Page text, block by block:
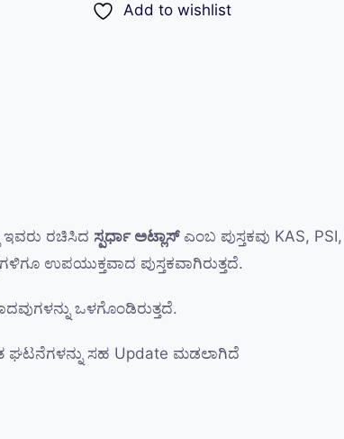
Add to wishlist
ಇವರು ರಚಿಸಿದ ಸ್ಪರ್ಧಾ ಅಟ್ಲಾಸ್ಎಂಬ ಪುಸ್ತಕವು KAS,
ಉಪಯುಕ್ತವಾದ ಪುಸ್ತಕವಾಗಿರುತ್ತದೆ.
ಒಳಗೊಂಡಿರುತ್ತದೆ.
ಘಟನೆಗಳನ್ನು ಸಹ Update ಮಡಲಾಗಿದೆ